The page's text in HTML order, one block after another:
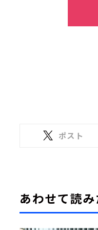
ポスト
あわせて読み